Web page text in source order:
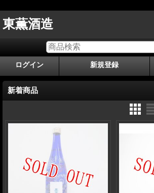
東薫酒造
ログイン 新規登録
新着商品